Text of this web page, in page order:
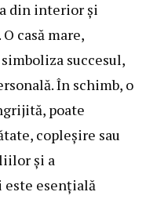
din interior și
casă mare,
succesul,
În schimb, o
poate
copleșire sau
și a
esențială